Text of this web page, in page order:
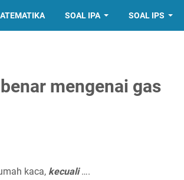
SOAL IPA SOAL IPS
mengenai gas
kaca, kecuali….